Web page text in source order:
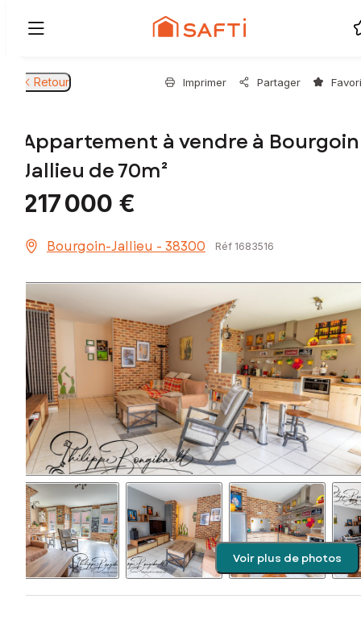
Retour Imprimer Partager
Appartement à vendre à
Jallieu de 70m²
217 000 €
Bourgoin-Jallieu - 38300 Réf 1683516
Voir plus de photos